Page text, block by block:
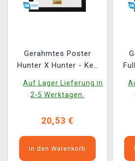
Gerahmtes Poster
Hunter X Hunter - Key
Auf Lager Lieferung in
2-5 Werktagen.
20,53 €
In den Warenkorb